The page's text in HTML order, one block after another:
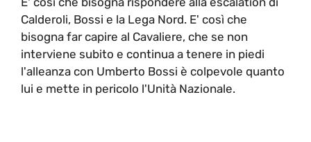
Calderoli, Bossi e la Lega Nord. E' così che
bisogna far capire al Cavaliere, che se non
interviene subito e continua a tenere in piedi
l'alleanza con Umberto Bossi è colpevole quanto
lui e mette in pericolo l'Unità Nazionale.